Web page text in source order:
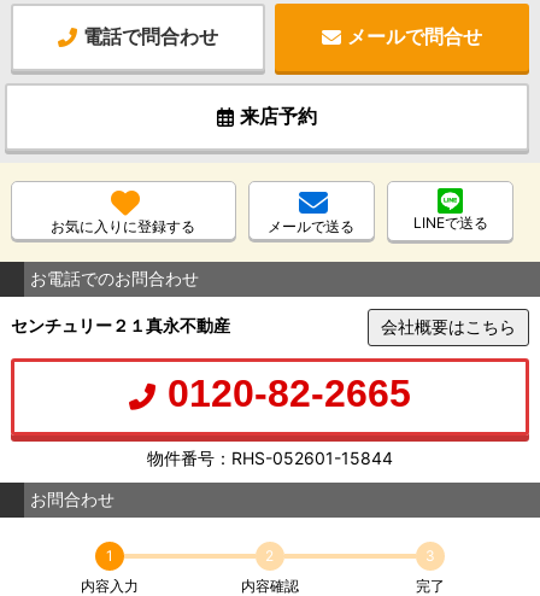
電話で問合わせ メールで問合せ
来店予約
お気に入りに登録する メールで送る LINEで送る
お電話でのお問合わせ
センチュリー２１真永不動産 会社概要はこちら
0120-82-2665
物件番号：RHS-052601-15844
お問合わせ
1
内容入力
2
内容確認
3
完了